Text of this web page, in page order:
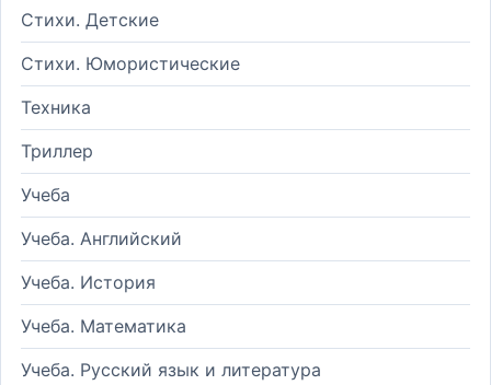
Стихи. Детские
Стихи. Юмористические
Техника
Триллер
Учеба
Учеба. Английский
Учеба. История
Учеба. Математика
Учеба. Русский язык и литература